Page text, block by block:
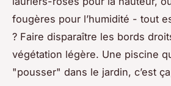
fougères pour l’humidité - tout
? Faire disparaître les bords
végétation légère. Une piscine
"pousser" dans le jardin, c’est